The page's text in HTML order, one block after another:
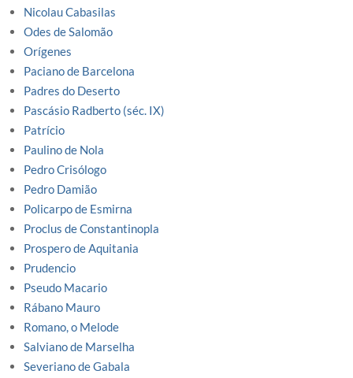
Nicolau Cabasilas
Odes de Salomão
Orígenes
Paciano de Barcelona
Padres do Deserto
Pascásio Radberto (séc. IX)
Patrício
Paulino de Nola
Pedro Crisólogo
Pedro Damião
Policarpo de Esmirna
Proclus de Constantinopla
Prospero de Aquitania
Prudencio
Pseudo Macario
Rábano Mauro
Romano, o Melode
Salviano de Marselha
Severiano de Gabala